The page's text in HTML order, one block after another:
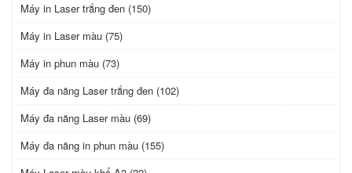
Máy in Laser trắng đen (150)
Máy in Laser màu (75)
Máy in phun màu (73)
Máy đa năng Laser trắng đen (102)
Máy đa năng Laser màu (69)
Máy đa năng in phun màu (155)